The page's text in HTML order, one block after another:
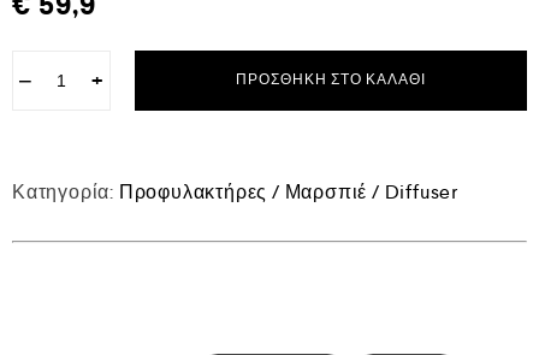
− + ΠΡΟΣΘΉΚΗ ΣΤΟ ΚΑΛΆΘΙ
Κατηγορία: Προφυλακτήρες / Μαρσπιέ / Diffuser